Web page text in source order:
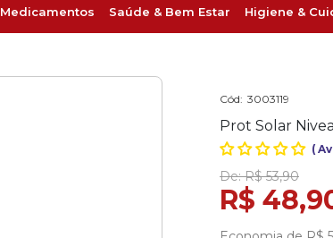
Medicamentos Saúde & Bem Estar Higiene &
Cód: 3003119
Prot Solar
(
De:R$ 53,90
R$